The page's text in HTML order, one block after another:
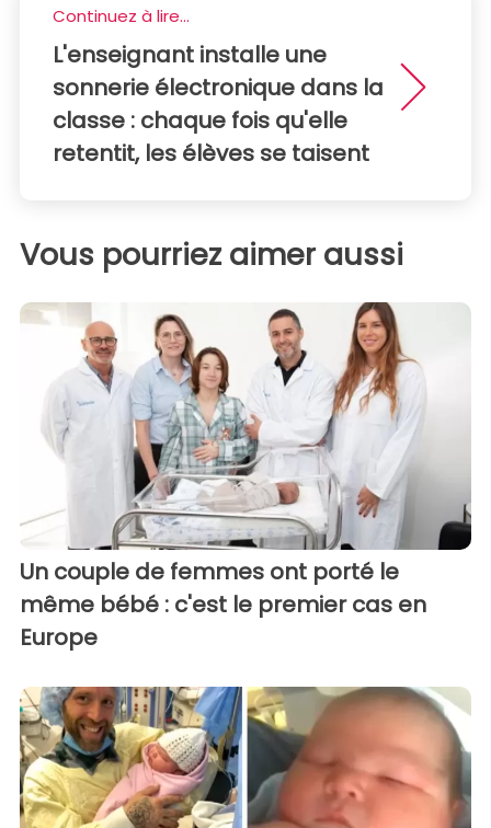
Continuez à lire...
L'enseignant installe une
sonnerie électronique dans la
classe : chaque fois qu'elle
retentit, les élèves se taisent
Vous pourriez aimer aussi
Un couple de femmes ont porté le
même bébé : c'est le premier cas en
Europe